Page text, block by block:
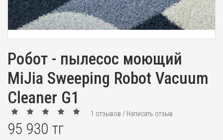
Робот - пылесос моющий
MiJia Sweeping Robot Vacuum
Cleaner G1
1 отзывов / Написать отзыв
95 930 тг